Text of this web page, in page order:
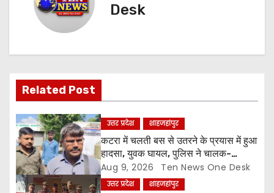
v
i
g
a
t
i
Desk
Related Post
उत्तर प्रदेश शाहजहांपुर
कटरा में चलती बस से उतरने के प्रयास में हुआ
हादसा, युवक घायल, पुलिस ने चालक-
परिचालक को पूंछताछ के लिए हिरासत में लिया
Aug 9, 2026 Ten News One Desk
उत्तर प्रदेश शाहजहांपुर